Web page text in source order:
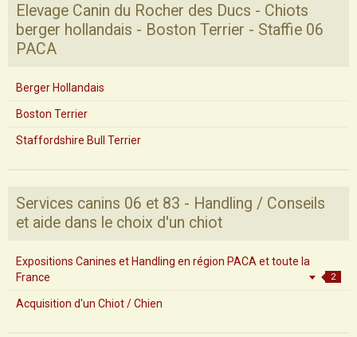
Elevage Canin du Rocher des Ducs - Chiots
berger hollandais - Boston Terrier - Staffie 06
PACA
Berger Hollandais
Boston Terrier
Staffordshire Bull Terrier
Services canins 06 et 83 - Handling / Conseils
et aide dans le choix d'un chiot
Expositions Canines et Handling en région PACA et toute la
France
2
Acquisition d'un Chiot / Chien